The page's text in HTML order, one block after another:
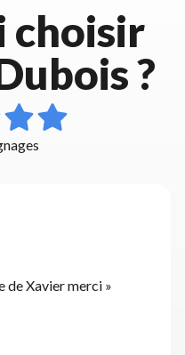
choisir
?
de Xavier merci »